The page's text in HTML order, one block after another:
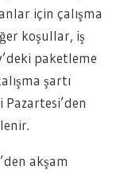
için çalışma
koşullar, iş
paketleme
şartı
akşam